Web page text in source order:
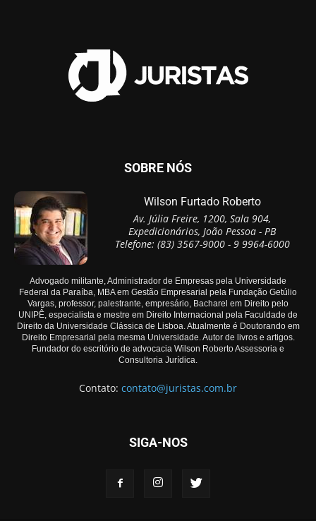
SOBRE NÓS
Wilson Furtado Roberto
Av. Júlia Freire, 1200, Sala 904,
Expedicionários, João Pessoa - PB
Telefone: (83) 3567-9000 - 9 9964-6000
Advogado militante, Administrador de Empresas pela Universidade
Federal da Paraíba, MBA em Gestão Empresarial pela Fundação Getúlio
Vargas, professor, palestrante, empresário, Bacharel em Direito pelo
UNIPÊ, especialista e mestre em Direito Internacional pela Faculdade de
Direito da Universidade Clássica de Lisboa. Atualmente é Doutorando em
Direito Empresarial pela mesma Universidade. Autor de livros e artigos.
Fundador do escritório de advocacia Wilson Roberto Assessoria e
Consultoria Jurídica.
Contato: contato@juristas.com.br
SIGA-NOS